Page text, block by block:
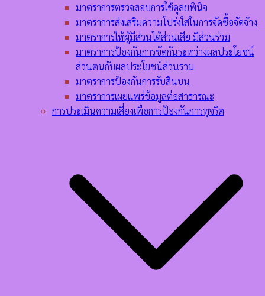
มาตราการตรวจสอบการใช้ดุลยพินิจ
มาตราการส่งเสริมความโปร่งใสในการจัดซื้อจัดจ้าง
มาตราการให้ผู้มีส่วนได้ส่วนเสีย มีส่วนร่วม
มาตราการป้องกันการขัดกันระหว่างผลประโยชน์
ส่วนตนกับผลประโยชน์ส่วนรวม
มาตราการป้องกันการรับสินบน
มาตราการเผยแพร่ข้อมูลต่อสาธารณะ
การประเมินความเสี่ยงเพื่อการป้องกันการทุจริต